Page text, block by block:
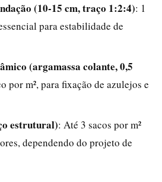
(10-15 cm, traço 1:2:4): 1
para estabilidade de
(argamassa colante, 0,5
por m², para fixação de azulejos e
estrutural): Até 3 sacos por m²
dependendo do projeto de